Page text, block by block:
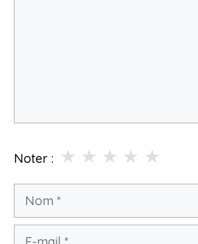
Noter : ★
★
★
★
★
Nom